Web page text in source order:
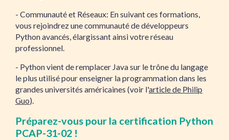
- Communauté et Réseaux: En suivant ces formations,
vous rejoindrez une communauté de développeurs
Python avancés, élargissant ainsi votre réseau
professionnel.
- Python vient de remplacer Java sur le trône du langage
le plus utilisé pour enseigner la programmation dans les
grandes universités américaines (voir l'article de Philip
Guo).
Préparez-vous pour la certification Python
PCAP-31-02 !